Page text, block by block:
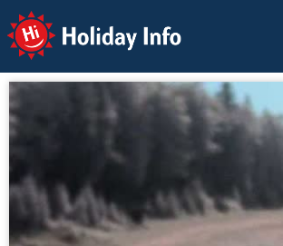
Holiday Info